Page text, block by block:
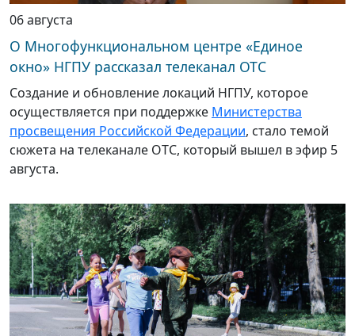
06 августа
О Многофункциональном центре «Единое
окно» НГПУ рассказал телеканал ОТС
Создание и обновление локаций НГПУ, которое
осуществляется при поддержке Министерства
просвещения Российской Федерации, стало темой
сюжета на телеканале ОТС, который вышел в эфир 5
августа.